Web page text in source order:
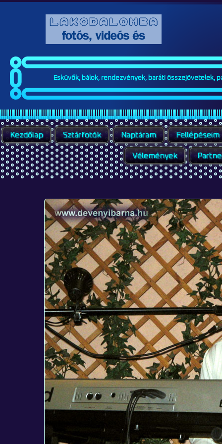
Esküvők, bálok, rendezvények, baráti összejövetelek,
Kezdőlap Sztárfotók Naptáram Fellépéseim
Vélemények